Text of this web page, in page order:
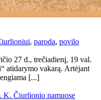
, paroda, povilo
27 d., trečiadienį, 19 val.
atidarymo vakarą. Artėjant
[...]
Čiurlionio namuose